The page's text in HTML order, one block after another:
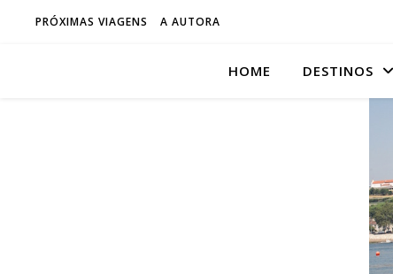
PRÓXIMAS VIAGENS A AUTORA
HOME DESTINOS